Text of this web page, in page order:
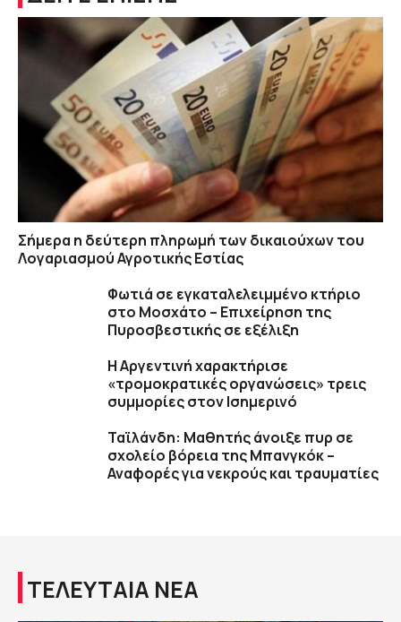
Σήμερα η δεύτερη πληρωμή των δικαιούχων του
Λογαριασμού Αγροτικής Εστίας
Φωτιά σε εγκαταλελειμμένο κτήριο
στο Μοσχάτο – Επιχείρηση της
Πυροσβεστικής σε εξέλιξη
Η Αργεντινή χαρακτήρισε
«τρομοκρατικές οργανώσεις» τρεις
συμμορίες στον Ισημερινό
Ταϊλάνδη: Μαθητής άνοιξε πυρ σε
σχολείο βόρεια της Μπανγκόκ –
Αναφορές για νεκρούς και τραυματίες
ΤΕΛΕΥΤΑΙΑ ΝΕΑ